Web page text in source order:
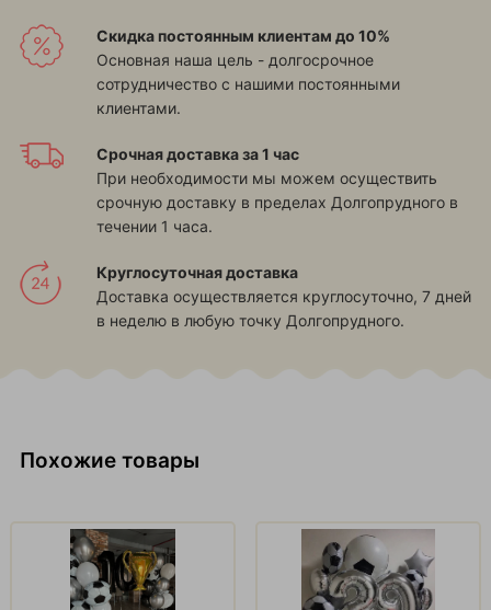
Скидка постоянным клиентам до 10%
Основная наша цель - долгосрочное
сотрудничество с нашими постоянными
клиентами.
Срочная доставка за 1 час
При необходимости мы можем осуществить
срочную доставку в пределах Долгопрудного в
течении 1 часа.
Круглосуточная доставка
Доставка осуществляется круглосуточно, 7 дней
в неделю в любую точку Долгопрудного.
Похожие товары